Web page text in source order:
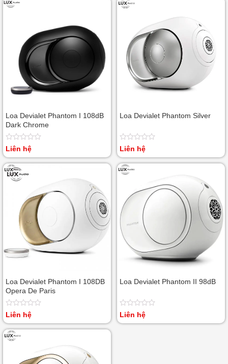
Loa Devialet Phantom I 108dB
Dark Chrome
Được
hạng
0
5
sao
Liên hệ
Loa Devialet Phantom Silver
Được
hạng
0
5
Liên hệ
Loa Devialet Phantom I 108DB
Opera De Paris
Được
hạng
0
5
Liên hệ
Loa Devialet Phantom II 98dB
Được
Liên hệ